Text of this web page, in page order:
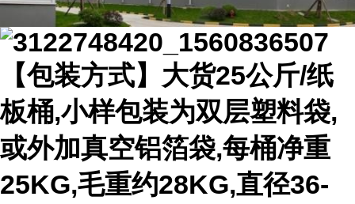
【包装方式】大货25公斤/纸
板桶,小样包装为双层塑料袋,
或外加真空铝箔袋,每桶净重
25KG,毛重约28KG,直径36-